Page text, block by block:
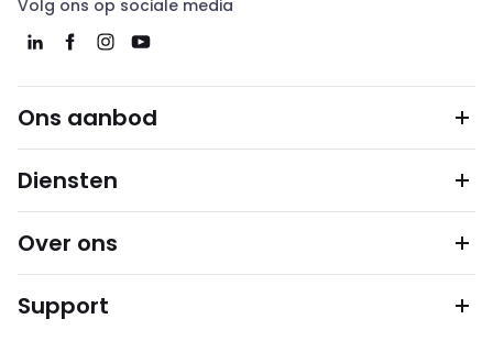
Volg ons op sociale media
Ons aanbod
Diensten
Over ons
Support